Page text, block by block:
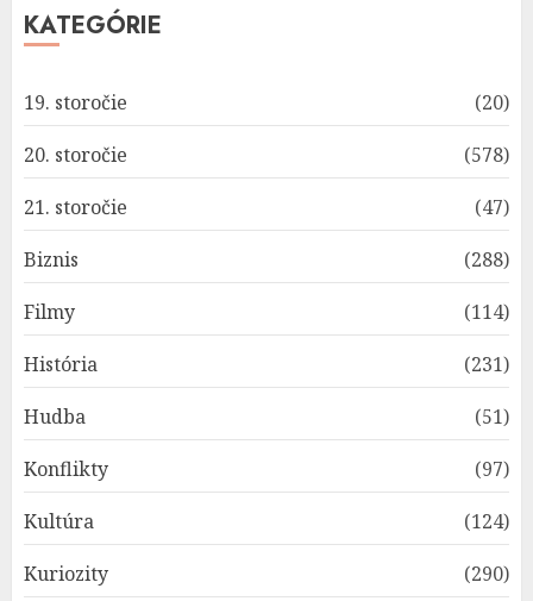
KATEGÓRIE
19. storočie
(20)
20. storočie
(578)
21. storočie
(47)
Biznis
(288)
Filmy
(114)
História
(231)
Hudba
(51)
Konflikty
(97)
Kultúra
(124)
Kuriozity
(290)